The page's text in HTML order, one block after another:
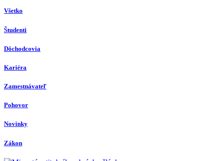
Všetko
Študenti
Dôchodcovia
Kariéra
Zamestnávateľ
Pohovor
Novinky
Zákon